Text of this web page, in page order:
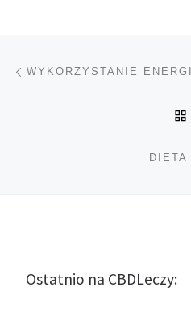
Nawigacja wpisu
WYKORZYSTANIE
DIETA
Ostatnio na CBDLeczy: